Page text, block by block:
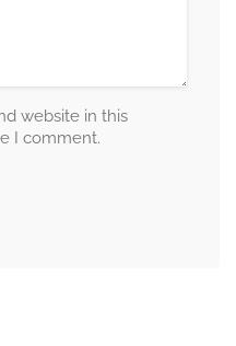
website in this
I comment.